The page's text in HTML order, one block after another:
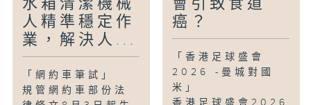
水箱清潔機械
人精準穩定作
業，解決人...
「網約車筆試」
規管網約車部份法
會引致食道
癌？
「香港足球盛會
2026 -曼城對國
米」